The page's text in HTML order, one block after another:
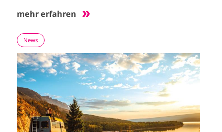
mehr erfahren
News
I
m
a
e